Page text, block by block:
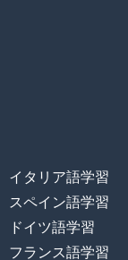
イタリア語学習
スペイン語学習
ドイツ語学習
フランス語学習